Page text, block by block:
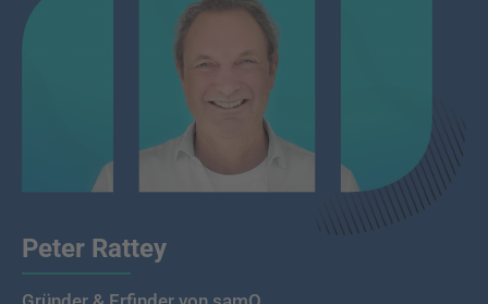
Peter Rattey